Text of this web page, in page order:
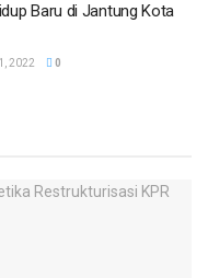
Baru di Jantung Kota
2022 0